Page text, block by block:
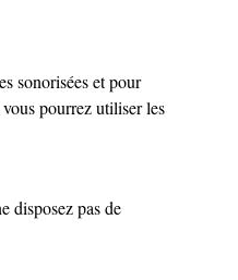
sonorisées et pour
pourrez utiliser les
disposez pas de